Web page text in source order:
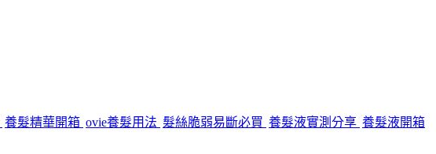
養髮精華開箱 ovie養髮用法 髮絲脆弱易斷必買 養髮液實測分享 養髮液開箱